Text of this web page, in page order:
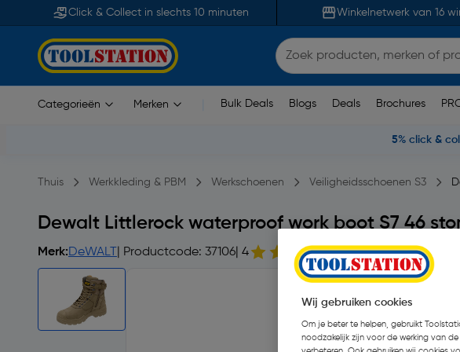
Click & Collect in slechts 10 minuten Winkelnetwerk van 16
Categorieën Merken Bulk Deals Blogs Deals Brochures
5% click &
Thuis Werkkleding & PBM Werkschoenen Veiligheidsschoenen S3
Dewalt Littlerock waterproof work boot S7 46
Merk:DeWALT | Productcode: 37106 | 4 59 beoordelingen
Wij gebruiken cookies
Om je beter te helpen, gebruikt
noodzakelijk zijn voor de werking van